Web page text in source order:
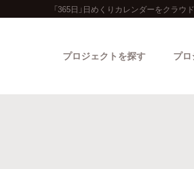
「365日」日めくりカレンダーをクラウ
プロジェクトを探す プ